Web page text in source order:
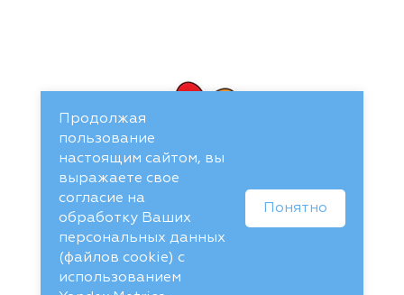
Продолжая
пользование
настоящим сайтом, вы
выражаете свое
согласие на
обработку Ваших
персональных данных
(файлов cookie) с
использованием
Понятно